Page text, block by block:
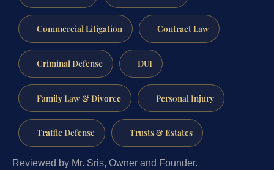
Commercial Litigation Contract Law
Criminal Defense DUI
Family Law & Divorce Personal Injury
Traffic Defense Trusts & Estates
Reviewed by Mr. Sris, Owner and Founder.